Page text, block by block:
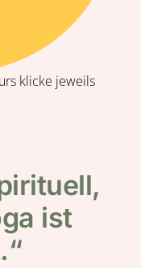
klicke jeweils
ist